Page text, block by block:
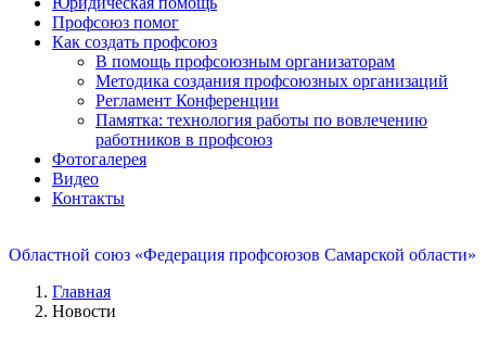
Профсоюз помог
Как создать профсоюз
В помощь профсоюзным организаторам
Методика создания профсоюзных организаций
Регламент Конференции
Памятка: технология работы по вовлечению
работников в профсоюз
Фотогалерея
Видео
Контакты
Областной союз «Федерация профсоюзов Самарской области»
Главная
Новости